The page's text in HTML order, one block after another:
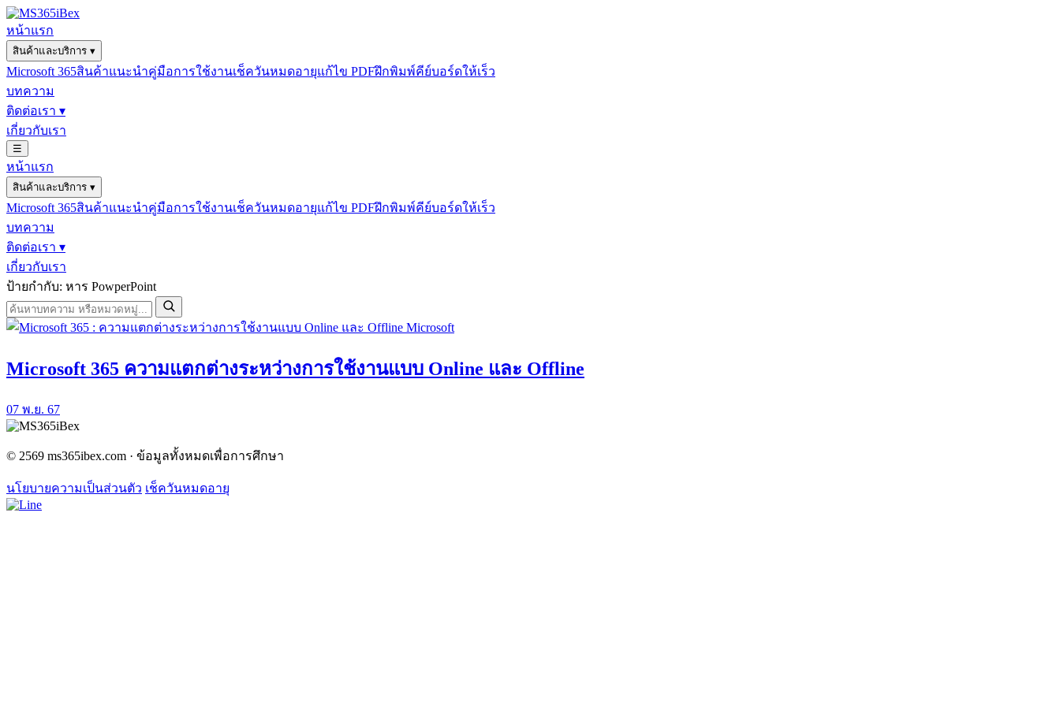
หน้าแรก
สินค้าและบริการ ▾
Microsoft 365สินค้าแนะนำคู่มือการใช้งานเช็ควันหมดอายุแก้ไข PDFฝึกพิมพ์คีย์บอร์ดให้เร็ว
บทความ
ติดต่อเรา ▾
เกี่ยวกับเรา
☰
หน้าแรก
สินค้าและบริการ ▾
Microsoft 365สินค้าแนะนำคู่มือการใช้งานเช็ควันหมดอายุแก้ไข PDFฝึกพิมพ์คีย์บอร์ดให้เร็ว
บทความ
ติดต่อเรา ▾
เกี่ยวกับเรา
ป้ายกำกับ: หาร PowperPoint
Microsoft
Microsoft 365 ความแตกต่างระหว่างการใช้งานแบบ Online และ Offline
07 พ.ย. 67
© 2569 ms365ibex.com · ข้อมูลทั้งหมดเพื่อการศึกษา
นโยบายความเป็นส่วนตัว เช็ควันหมดอายุ